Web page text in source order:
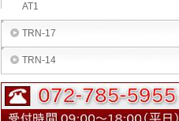
AT1
TRN-17
TRN-14